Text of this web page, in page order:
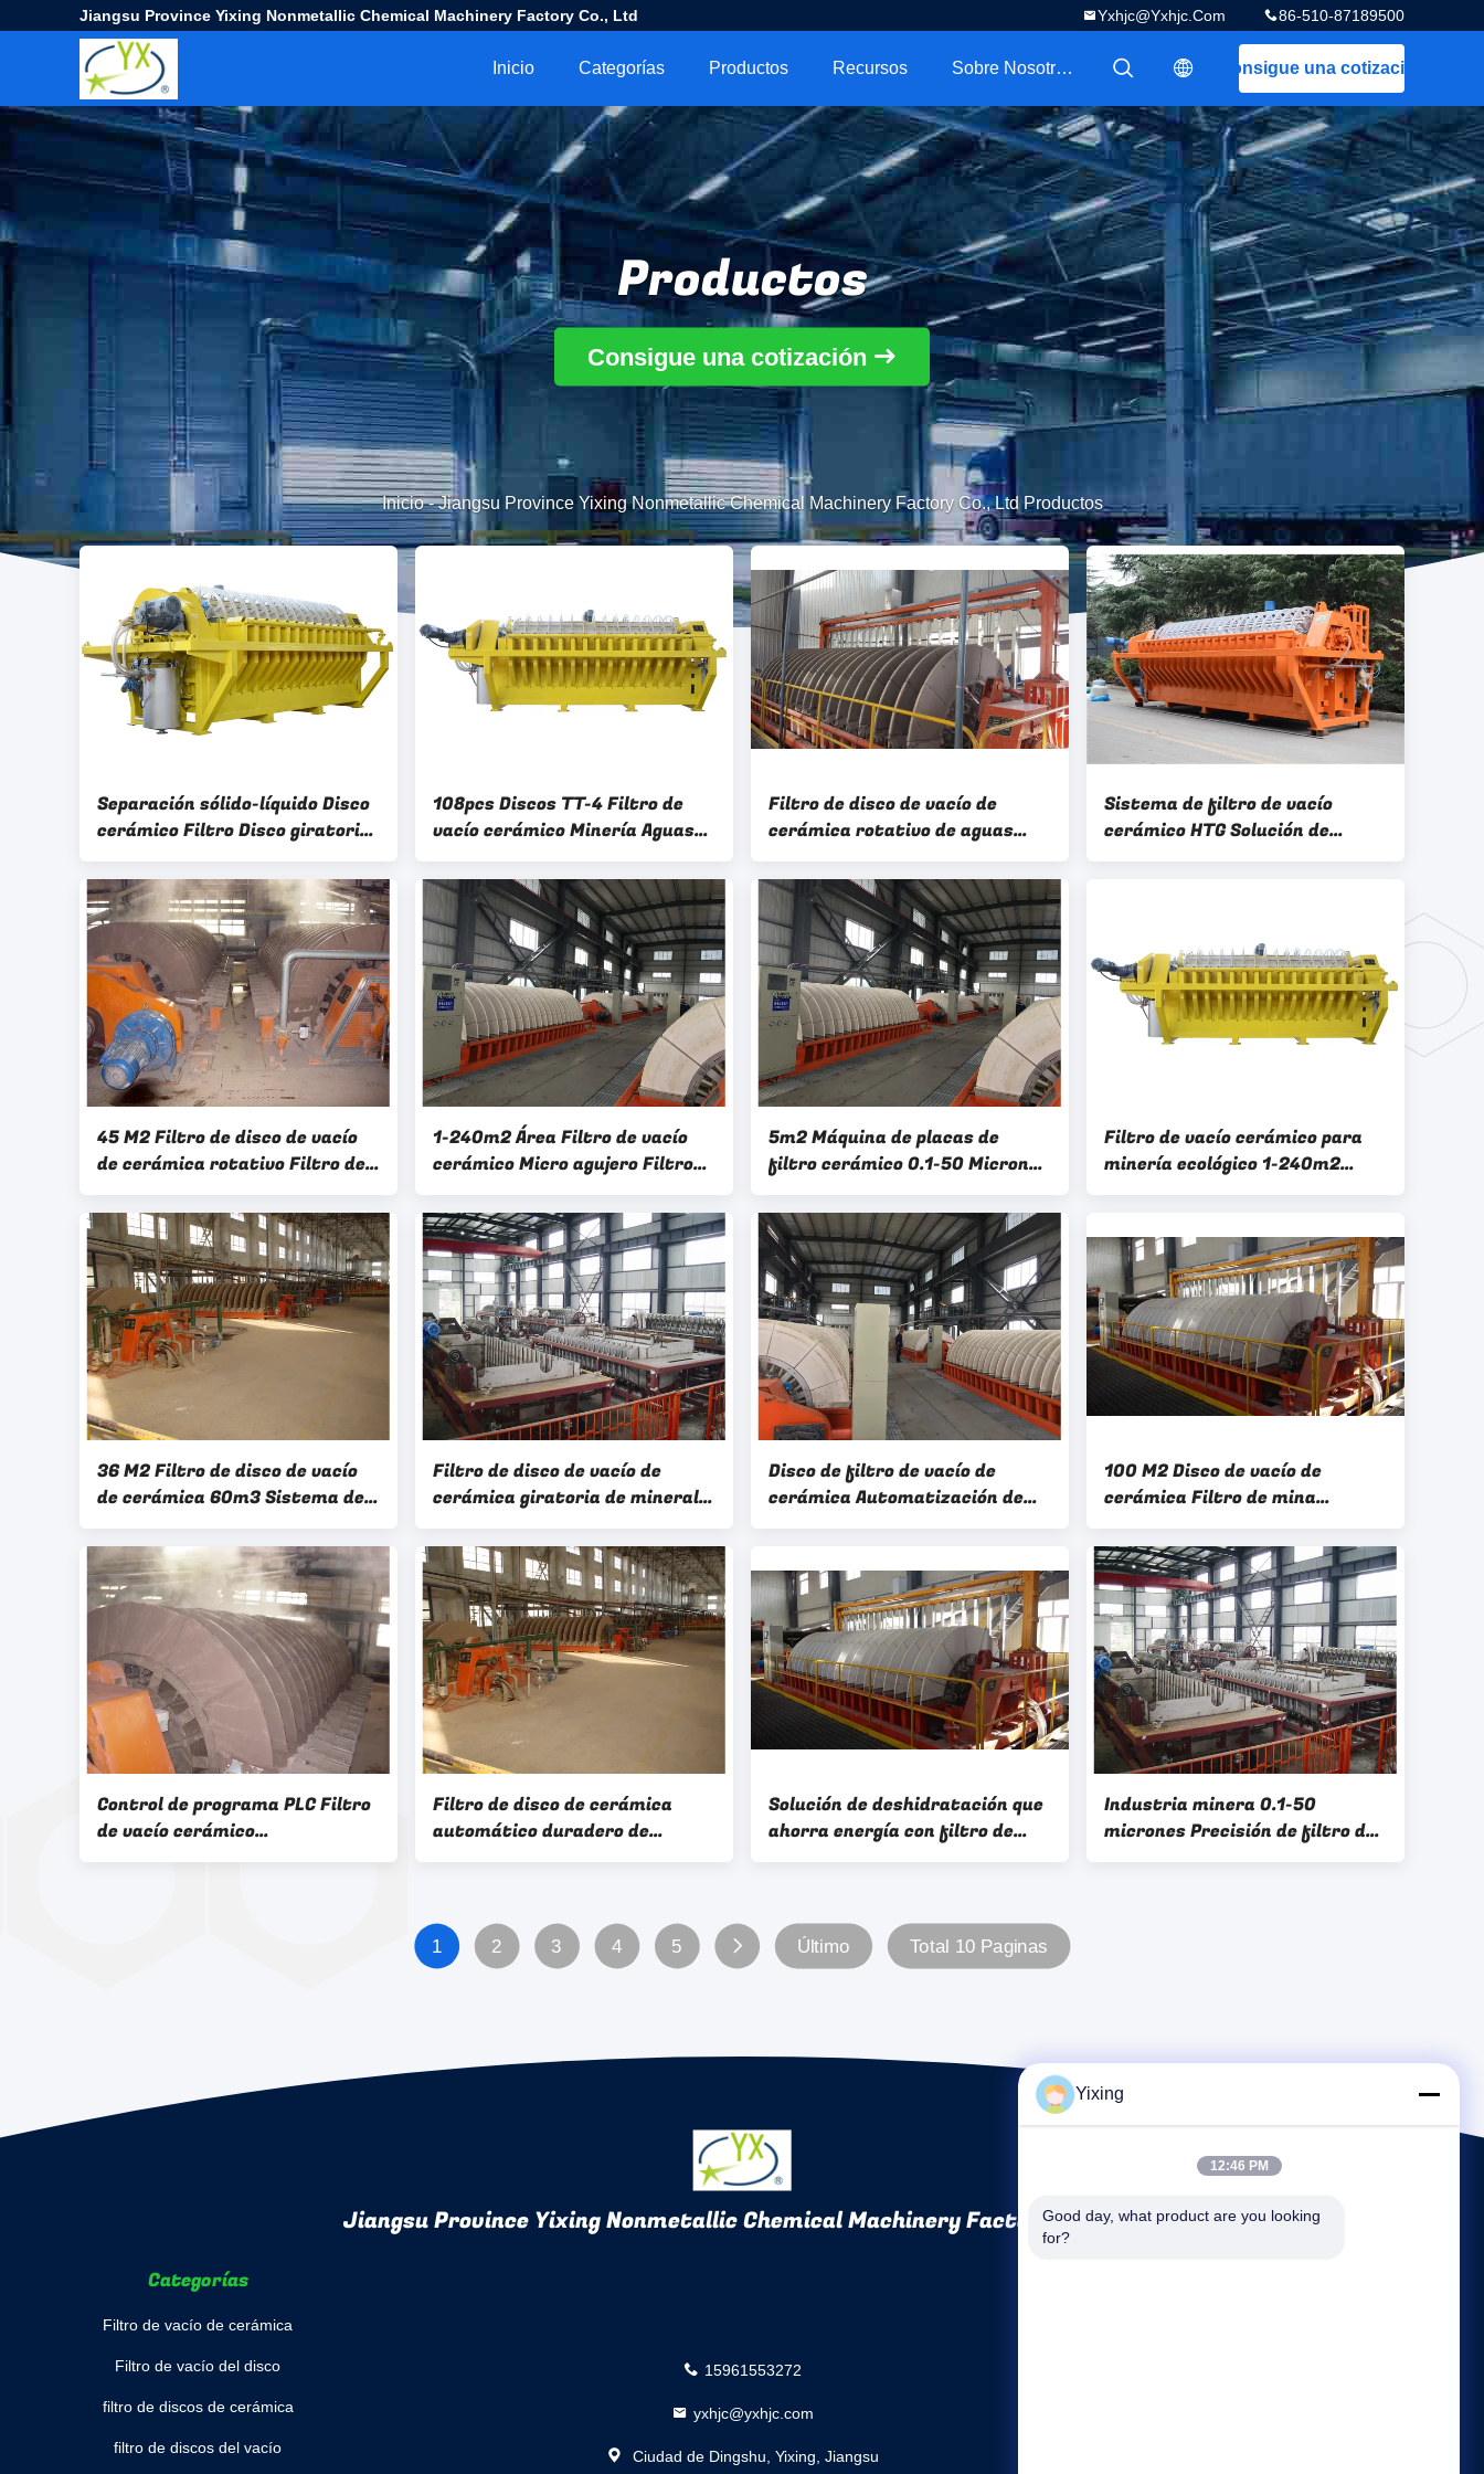
Jiangsu Province Yixing Nonmetallic Chemical Machinery Factory Co., Ltd 86-510-87189500
Yxhjc@yxhjc.com
Consigue una cotización
描述
描述
Inicio Categorías Productos Recursos Sobre Nosotros
Productos
Consigue una cotización
Inicio-Jiangsu Province Yixing Nonmetallic Chemical Machinery Factory Co., Ltd Productos
Separación sólido-líquido Disco
cerámico Filtro Disco giratorio
Equipo de deshidratación de
minería
108pcs Discos TT-4 Filtro de
vacío cerámico Minería Aguas
residuales Sistema de
deshidratación de alta
capacidad
Filtro de disco de vacío de
cerámica rotativo de aguas
residuales de minería 60m3
Sistema de deshidratación de
lodos de superficie
Sistema de filtro de vacío
cerámico HTG Solución de
deshidratación de
45 M2 Filtro de disco de vacío
de cerámica rotativo Filtro de
vacío alto Sistema de
deshidratación de pastel de
minería
1-240m2 Área Filtro de vacío
cerámico Micro agujero Filtro
de placa Sistema de extracción
de agua de lodo
5m2 Máquina de placas de
filtro cerámico 0.1-50 Micrones
Minería de precisión Sistema de
vacío de deshidratación
Filtro de vacío cerámico para
minería ecológico 1-240m2
Sistema de deshidratación de
36 M2 Filtro de disco de vacío
de cerámica 60m3 Sistema de
deshidratación de minería de
rendimiento constante
Filtro de disco de vacío de
cerámica giratoria de mineral
de hierro Sistema de
deshidratación de minería de
60 M2
Disco de filtro de vacío de
cerámica Automatización de
proyectos mineros de ahorro de
deshidratación
100 M2 Disco de vacío de
cerámica Filtro de mina
Separación de lodos de minería
Equipo de deshidratación
Control de programa PLC Filtro
de vacío cerámico
Concentrados de
Filtro de disco de cerámica
automático duradero de
rendimiento estable Sistema
Solución de deshidratación que
ahorra energía con filtro de
vacío cerámico de filtro limpio
Industria minera 0.1-50
micrones Precisión de filtro de
vacío de cerámica sistema de
1 2 3 4 5 Último Total 10 Paginas
Jiangsu Province Yixing Nonmetallic Chemical Machinery Factory Co., Ltd
Categorías
Filtro de vacío de cerámica
Filtro de vacío del disco
filtro de discos de cerámica
filtro de discos del vacío
15961553272
yxhjc@yxhjc.com
Ciudad de Dingshu, Yixing, Jiangsu
Yixing
12:46 PM
Good day, what product are you looking
for?